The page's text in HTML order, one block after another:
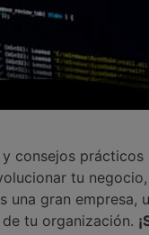
consejos
tu
gran empresa,
tu organización.